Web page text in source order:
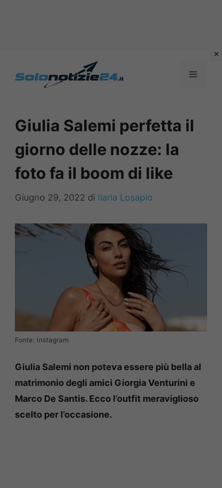
MENU
Giulia Salemi perfetta il
giorno delle nozze: la
foto fa il boom di like
Giugno 29, 2022 di Ilaria Losapio
Fonte: Instagram
Giulia Salemi non poteva essere più bella al
matrimonio degli amici Giorgia Venturini e
Marco De Santis. Ecco l’outfit meraviglioso
scelto per l’occasione.